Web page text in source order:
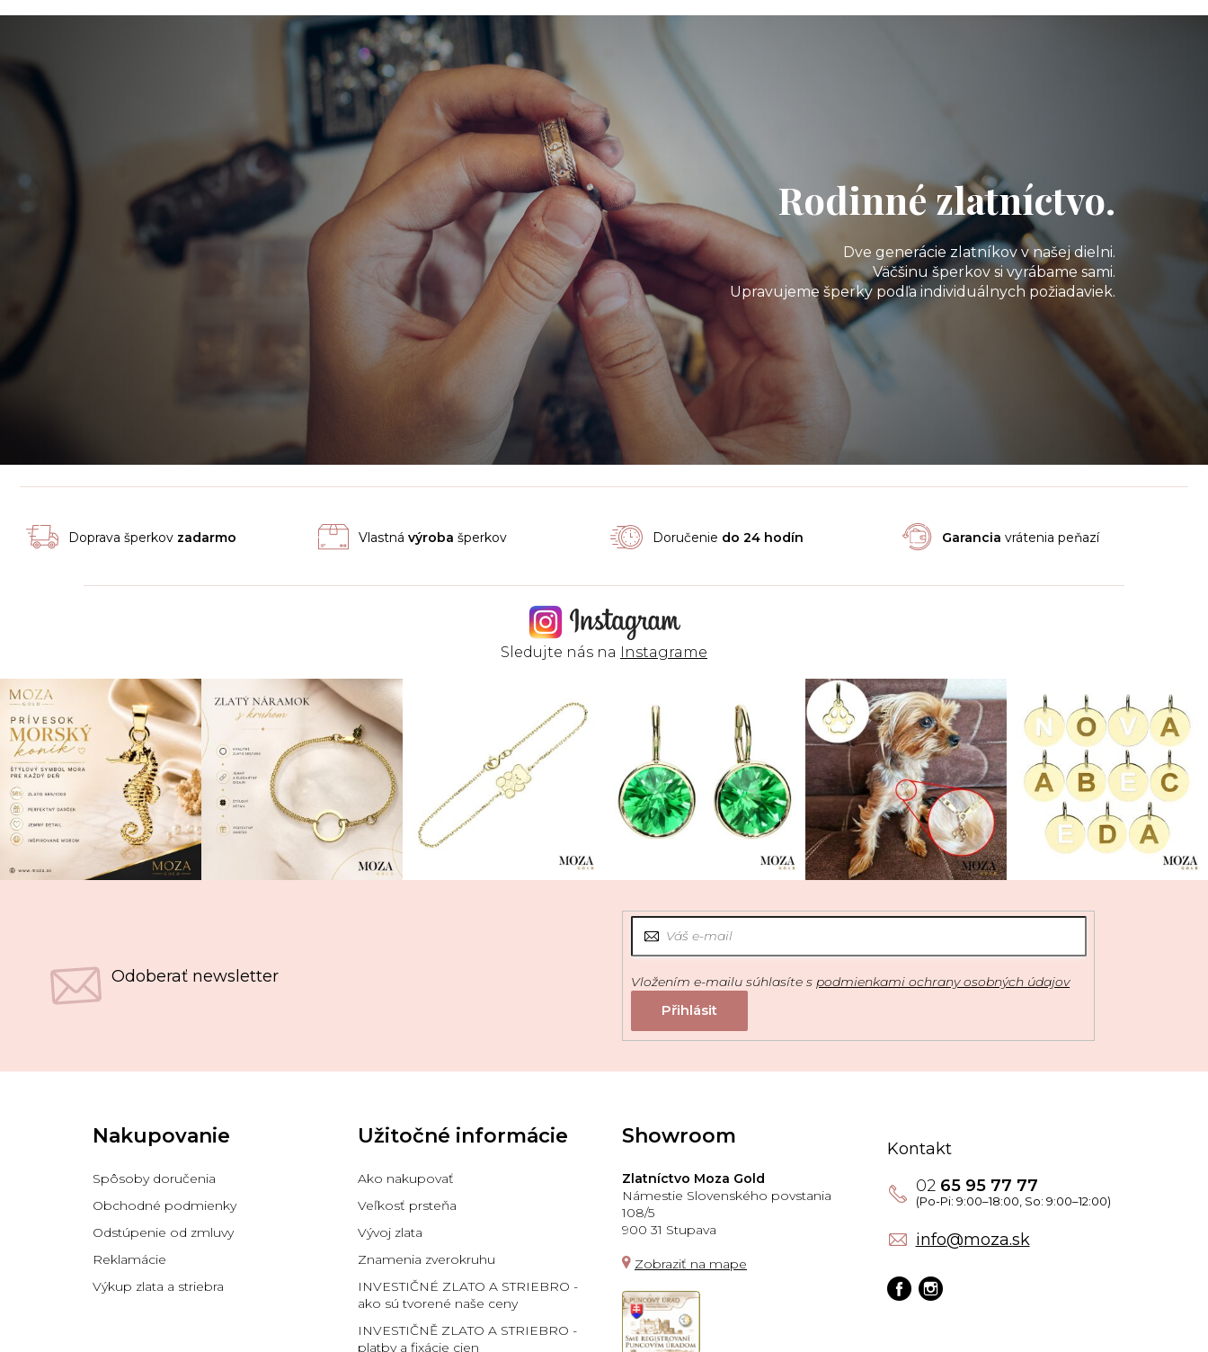
Rodinné zlatníctvo.
Dve generácie zlatníkov v našej dielni.
Väčšinu šperkov si vyrábame sami.
Upravujeme šperky podľa individuálnych požiadaviek.
Doprava šperkov zadarmo Vlastná výroba šperkov Doručenie do 24 hodín Garancia vrátenia peňazí
Sledujte nás na Instagrame
Odoberať newsletter Vložením e-mailu súhlasíte spodmienkami ochrany osobných údajov
Nakupovanie
Spôsoby doručenia
Obchodné podmienky
Odstúpenie od zmluvy
Reklamácie
Výkup zlata a striebra
Užitočné informácie
Ako nakupovať
Veľkosť prsteňa
Vývoj zlata
Znamenia zverokruhu
INVESTIČNÉ ZLATO A STRIEBRO -
ako sú tvorené naše ceny
INVESTIČNĚ ZLATO A STRIEBRO -
platby a fixácie cien
Showroom
Zlatníctvo Moza Gold
Námestie Slovenského povstania
108/5
900 31 Stupava
Zobraziť na mape
Kontakt
info@moza.sk
0265 95 77 77